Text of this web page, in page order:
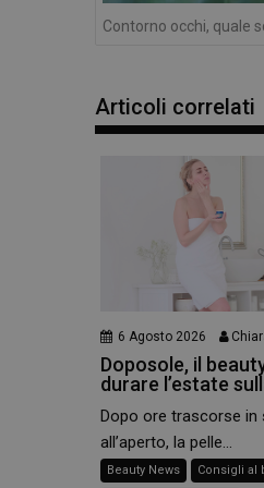
Contorno occhi, quale
Articoli correlati
6 Agosto 2026
Doposole, il
durare l’estate
Dopo ore trascorse in
all’aperto, la pelle...
Beauty News Consigli al